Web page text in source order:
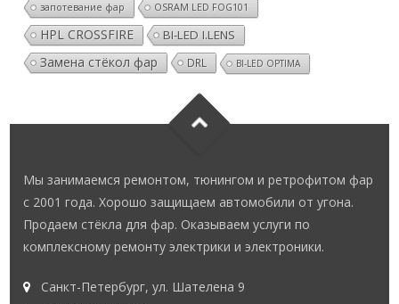
HPL CROSSFIRE BI-LED I.LENS
Замена стёкол фар DRL BI-LED OPTIMA
с 2001 года. Хорошо защищаем автомобили от угона.
Продаем стёкла для фар. Оказываем услуги по
комплексному ремонту электрики и электроники.
+7 812 983 83 84